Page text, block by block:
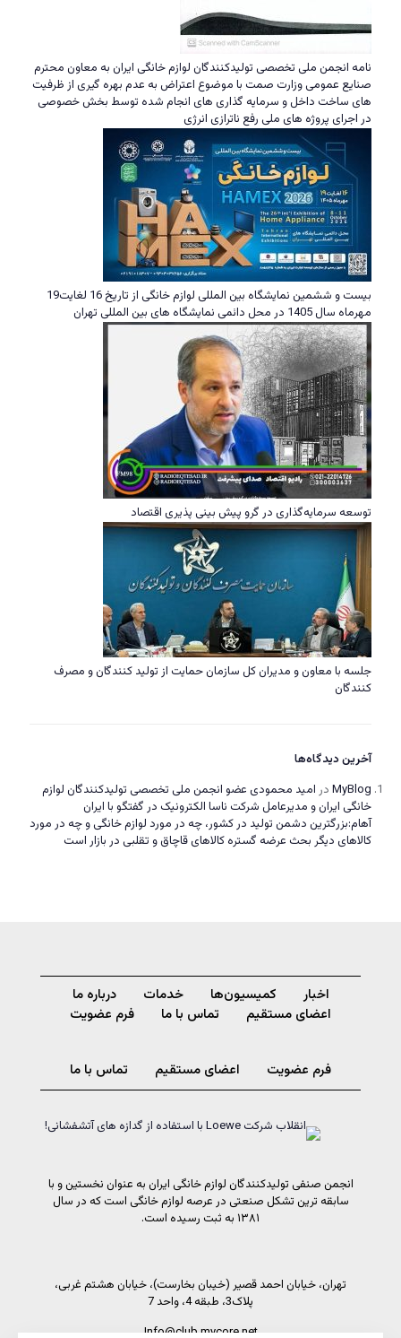
نامه انجمن ملی تخصصی تولیدکنندگان لوازم خانگی ایران به معاون محترم
صنایع عمومی وزارت صمت با موضوع اعتراض به عدم بهره گیری از ظرفیت
های ساخت داخل و سرمایه گذاری های انجام شده توسط بخش خصوصی
در اجرای پروژه های ملی رفع ناترازی انرژی
بیست و ششمین نمایشگاه بین المللی لوازم خانگی از تاریخ 16 لغایت19
مهرماه سال 1405 در محل دائمی نمایشگاه های بین المللی تهران
توسعه سرمایه‌گذاری در گرو پیش بینی پذیری اقتصاد
جلسه با معاون و مدیران کل سازمان حمایت از تولید کنندگان و مصرف
کنندگان
آخرین دیدگاه‌ها
MyBlog در امید محمودی عضو انجمن ملی تخصصی تولیدکنندگان لوازم
خانگی ایران و مدیرعامل شرکت ناسا الکترونیک در گفتگو با ایران
آهام:بزرگترین دشمن تولید در کشور، چه در مورد لوازم خانگی و چه در مورد
کالاهای دیگر بحث عرضه گستره کالاهای قاچاق و تقلبی در بازار است
اخبار کمیسیون‌ها خدمات
درباره ما
اعضای مستقیم
تماس با ما فرم عضویت
فرم عضویت اعضای مستقیم تماس با ما
انجمن صنفی تولیدکنندگان لوازم خانگی ایران به عنوان نخستین و با
سابقه ترین تشکل صنعتی در عرصه لوازم خانگی است که در سال
۱۳۸۱ به ثبت رسیده است.
تهران، خیابان احمد قصیر (خیبان بخارست)، خیابان هشتم غربی،
پلاک3، طبقه 4، واحد 7
Info@club.mycore.net